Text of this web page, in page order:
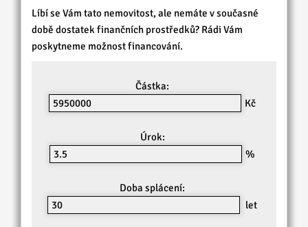
Líbí se Vám tato nemovitost, ale nemáte v současné
době dostatek finančních prostředků? Rádi Vám
poskytneme možnost financování.
Částka:
Kč
Úrok:
%
Doba splácení:
let